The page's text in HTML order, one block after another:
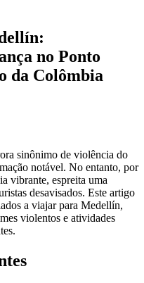
no Ponto
da Colômbia
sinônimo de violência do
notável. No entanto, por
vibrante, espreita uma
desavisados. Este artigo
a viajar para Medellín,
violentos e atividades